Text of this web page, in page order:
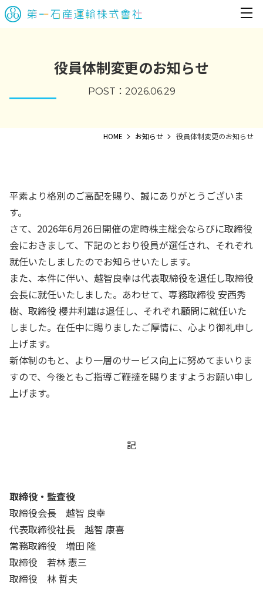
役員体制変更のお知らせ
POST： 2026.06.29
HOME お知らせ 役員体制変更のお知らせ
平素より格別のご高配を賜り、誠にありがとうございま
す。
さて、2026年6月26日開催の定時株主総会ならびに取締役
会におきまして、下記のとおり役員が選任され、それぞれ
就任いたしましたのでお知らせいたします。
また、本件に伴い、越智良幸は代表取締役を退任し取締役
会長に就任いたしました。あわせて、専務取締役 安西秀
樹、取締役 櫻井利雄は退任し、それぞれ顧問に就任いた
しました。在任中に賜りましたご厚情に、心より御礼申し
上げます。
新体制のもと、より一層のサービス向上に努めてまいりま
すので、今後ともご指導ご鞭撻を賜りますようお願い申し
上げます。
記
取締役・監査役
取締役会長 越智 良幸
代表取締役社長 越智 康喜
常務取締役 増田 隆
取締役 若林 憲三
取締役 林 哲夫